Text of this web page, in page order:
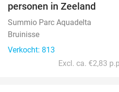
personen in Zeeland
Summio Parc Aquadelta
Bruinisse
Verkocht: 813
Excl. ca. €2,83